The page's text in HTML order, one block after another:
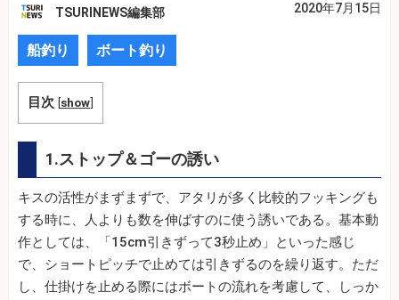
TSURINEWS編集部 2020年7月15日
船釣り ボート釣り
目次 [show]
1.ストップ＆ゴーの誘い
キスの活性がまずまずで、アタリが多く比較的フッキングも
する時に、人よりも数を伸ばすのに使う誘いである。基本動
作としては、「15cm引きずって3秒止め」といった感じ
で、ショートピッチで止めては引きずるのを繰り返す。ただ
し、仕掛けを止める際にはボートの流れを考慮して、しっか